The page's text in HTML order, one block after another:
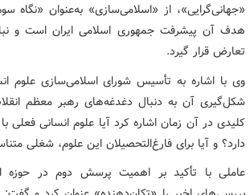
«جهانی‌گرایی»، از «اسلامی‌سازی» به‌عنوان «نگاه
هدف آن پیشرفت جمهوری اسلامی ایران است و
تعارض قرار گیرد.
شکل‌گیری آن به دنبال دغدغه‌های رهبر معظم
کلیدی در آن زمان اشاره کرد آیا علوم انسانی فعلی
دارد؟ و آیا برای فارغ‌التحصیلان این علوم، شغلی
عاملی با تأکید بر اهمیت پرسش دوم در حوزه